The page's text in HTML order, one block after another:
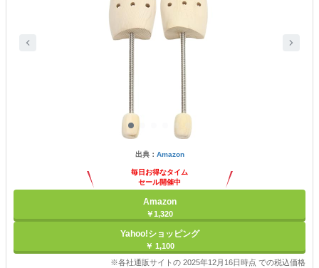
出典： Amazon
毎日お得なタイム
セール開催中
Amazon
￥1,320
Yahoo!ショッピング
￥ 1,100
※各社通販サイトの 2025年12月16日時点 での税込価格